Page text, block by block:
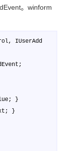
。winform
IUserAdd
}
}